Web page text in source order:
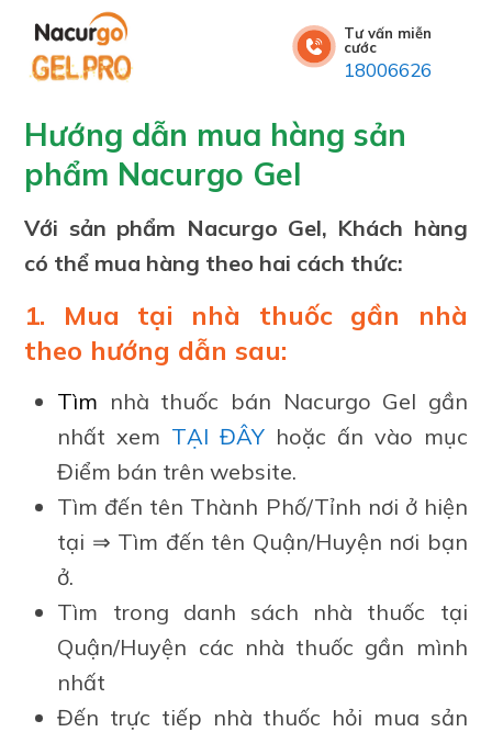
Tư vấn miễn
cước
18006626
Hướng dẫn mua hàng sản
phẩm Nacurgo Gel
Với sản phẩm Nacurgo Gel, Khách hàng
có thể mua hàng theo hai cách thức:
1. Mua tại nhà thuốc gần nhà
theo hướng dẫn sau:
Tìm nhà thuốc bán Nacurgo Gel gần
nhất xem TẠI ĐÂY hoặc ấn vào mục
Điểm bán trên website.
Tìm đến tên Thành Phố/Tỉnh nơi ở hiện
tại ⇒ Tìm đến tên Quận/Huyện nơi bạn
ở.
Tìm trong danh sách nhà thuốc tại
Quận/Huyện các nhà thuốc gần mình
nhất
Đến trực tiếp nhà thuốc hỏi mua sản